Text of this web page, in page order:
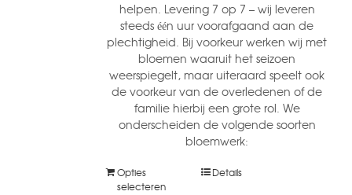
helpen. Levering 7 op 7 – wij leveren
steeds één uur voorafgaand aan de
plechtigheid. Bij voorkeur werken wij met
bloemen waaruit het seizoen
weerspiegelt, maar uiteraard speelt ook
de voorkeur van de overledenen of de
familie hierbij een grote rol. We
onderscheiden de volgende soorten
bloemwerk:
Opties
selecteren
Details